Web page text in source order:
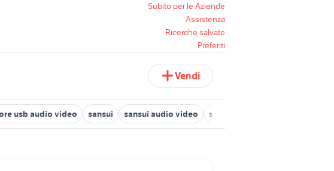
Subito per le Aziende
Assistenza
Ricerche salvate
Preferiti
Vendi
usb audio video sansui sansui audio video sintoamplificatore yamaha